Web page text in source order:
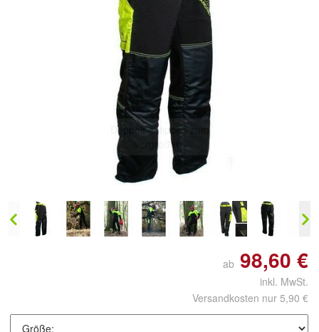
Doppelt antippen zum
vergrößern
ab 98,60 €
inkl. MwSt.
Versandkosten nur 5,90 €